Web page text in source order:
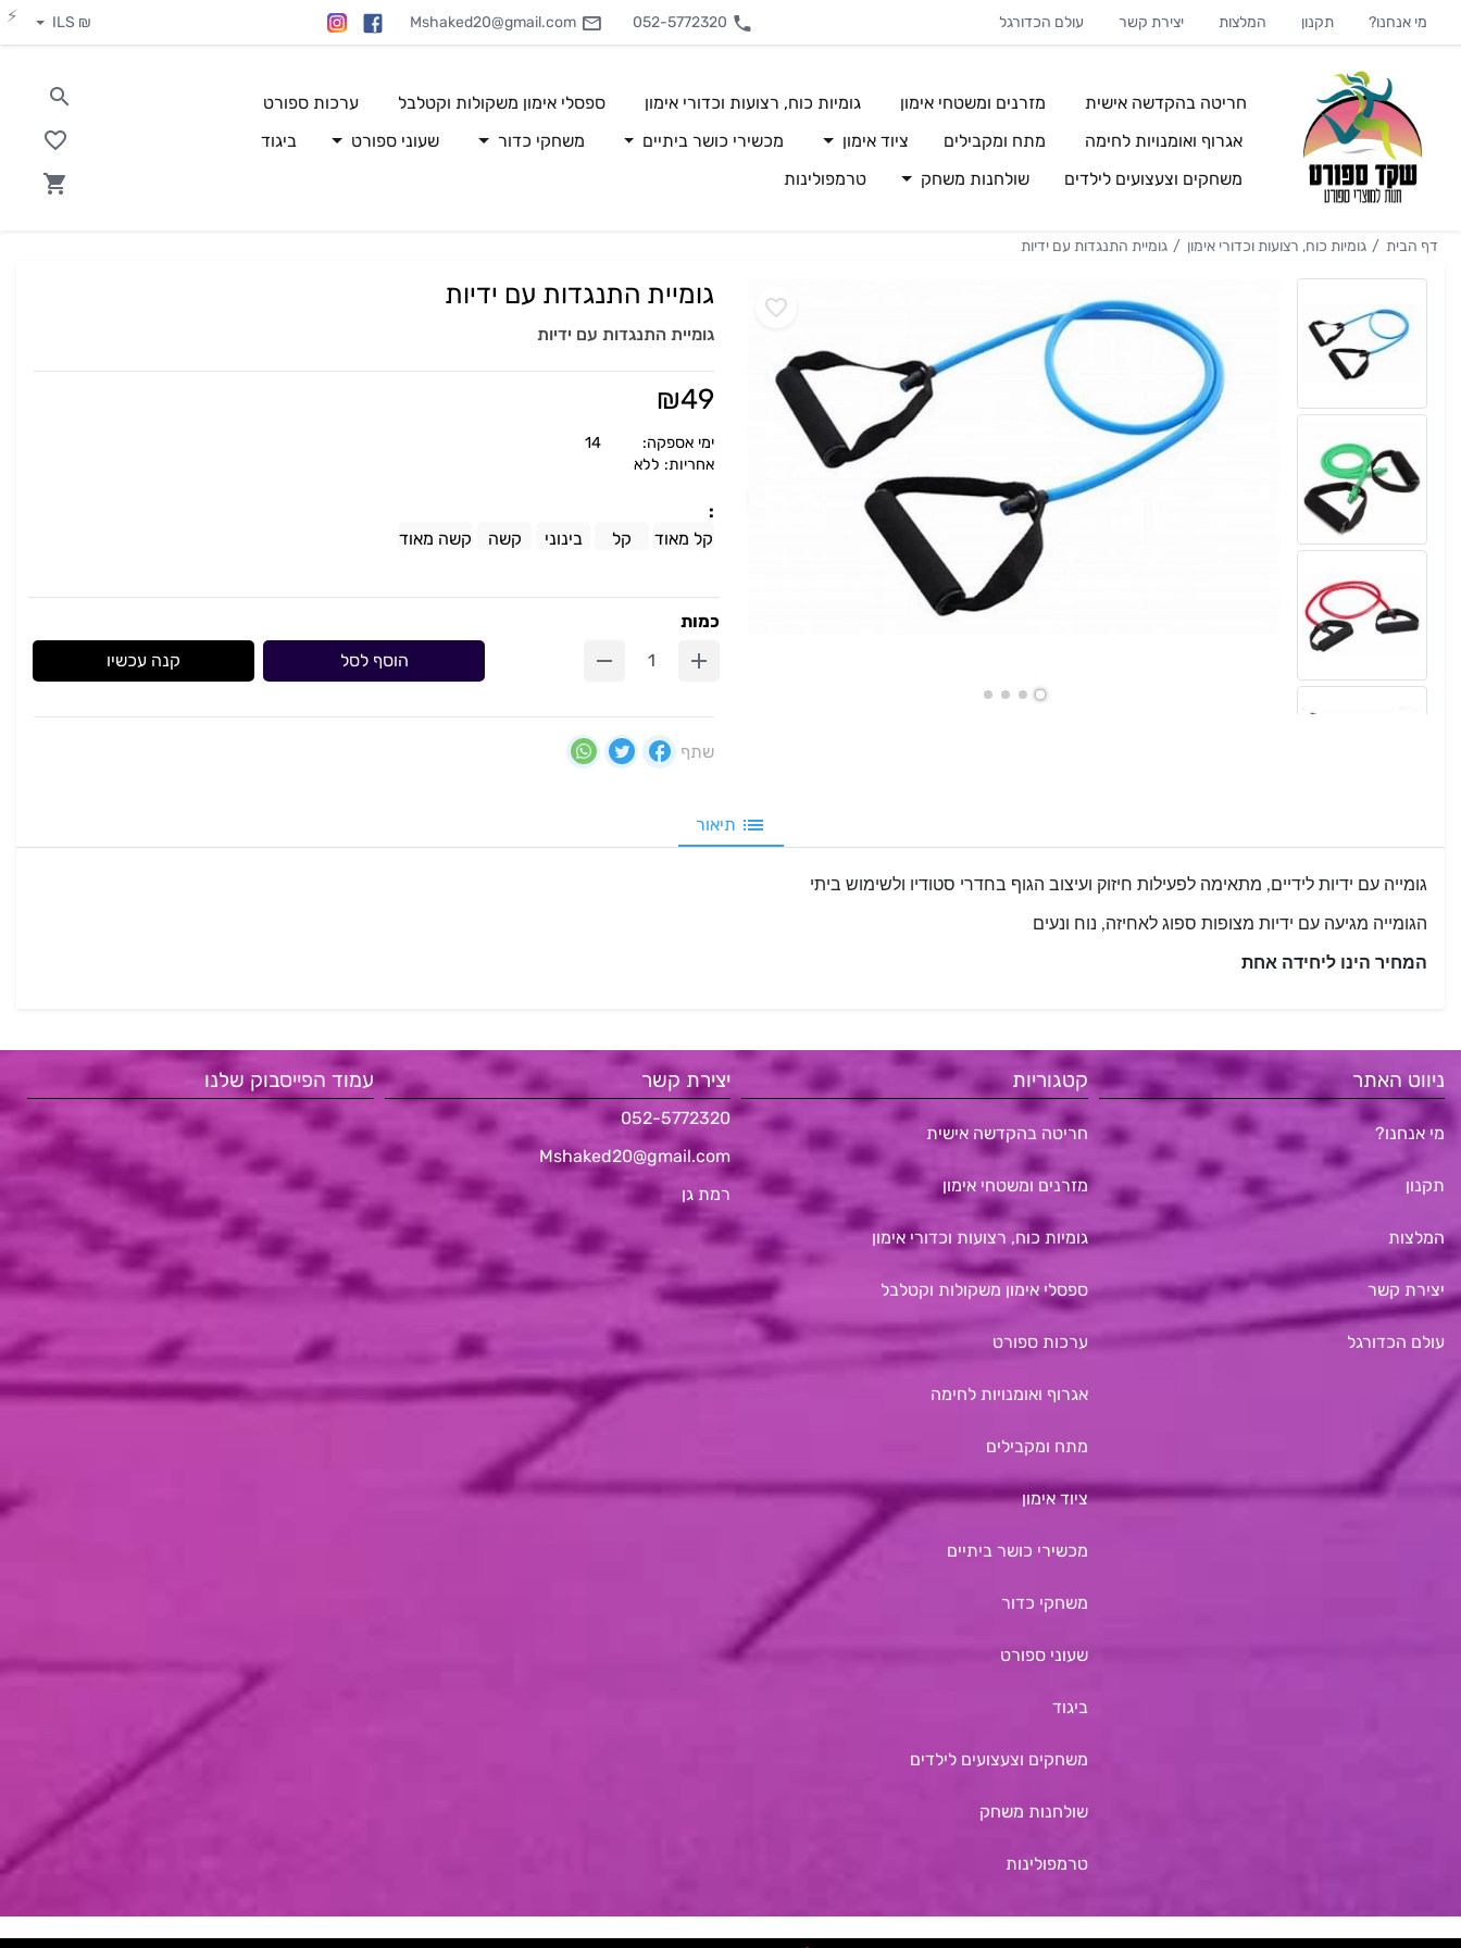
מי אנחנו? תקנון המלצות יצירת קשר עולם הכדורגל 052-5772320
Mshaked20@gmail.com
₪ ILS
חריטה בהקדשה אישית מזרנים ומשטחי אימון גומיות כוח, רצועות וכדורי אימון ספסלי אימון משקולות וקטלבל
ערכות ספורט
אגרוף ואומנויות לחימה
מתח ומקבילים ציוד אימון מכשירי כושר ביתיים משחקי כדור שעוני ספורט
ביגוד
משחקים וצעצועים לילדים
שולחנות משחק טרמפולינות
דף הבית גומיות כוח, רצועות וכדורי אימון גומיית התנגדות עם ידיות
גומיית התנגדות עם ידיות
גומיית התנגדות עם ידיות
₪49
ימי אספקה:
אחריות: ללא
:
קל מאוד
קל בינוני קשה קשה מאוד
כמות
הוסף לסל
קנה עכשיו
שתף
תיאור
גומייה עם ידיות לידיים, מתאימה לפעילות חיזוק ועיצוב הגוף בחדרי סטודיו ולשימוש ביתי
הגומייה מגיעה עם ידיות מצופות ספוג לאחיזה, נוח ונעים
המחיר הינו ליחידה אחת
ניווט האתר
מי אנחנו?
תקנון
המלצות
יצירת קשר
עולם הכדורגל
קטגוריות
חריטה בהקדשה אישית
מזרנים ומשטחי אימון
גומיות כוח, רצועות וכדורי אימון
ספסלי אימון משקולות וקטלבל
ערכות ספורט
אגרוף ואומנויות לחימה
מתח ומקבילים
ציוד אימון
מכשירי כושר ביתיים
משחקי כדור
שעוני ספורט
ביגוד
משחקים וצעצועים לילדים
שולחנות משחק
טרמפולינות
יצירת קשר
052-5772320
Mshaked20@gmail.com
רמת גן
עמוד הפייסבוק שלנו